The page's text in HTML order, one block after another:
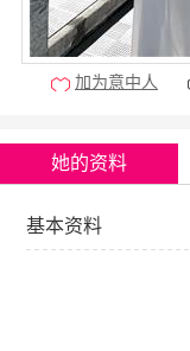
加为意中人
她的资料
基本资料